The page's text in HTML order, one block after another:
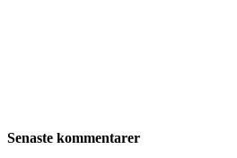
Senaste kommentarer